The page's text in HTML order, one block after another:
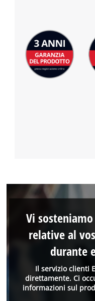
Il servizio clienti
direttamente. Ci
informazioni sul
Vi
relative al
durante